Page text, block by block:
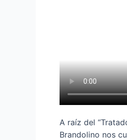
A raíz del
Brandolino nos